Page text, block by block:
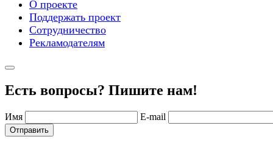
О проекте
Поддержать проект
Сотрудничество
Рекламодателям
Есть вопросы? Пишите нам!
Имя E-mail